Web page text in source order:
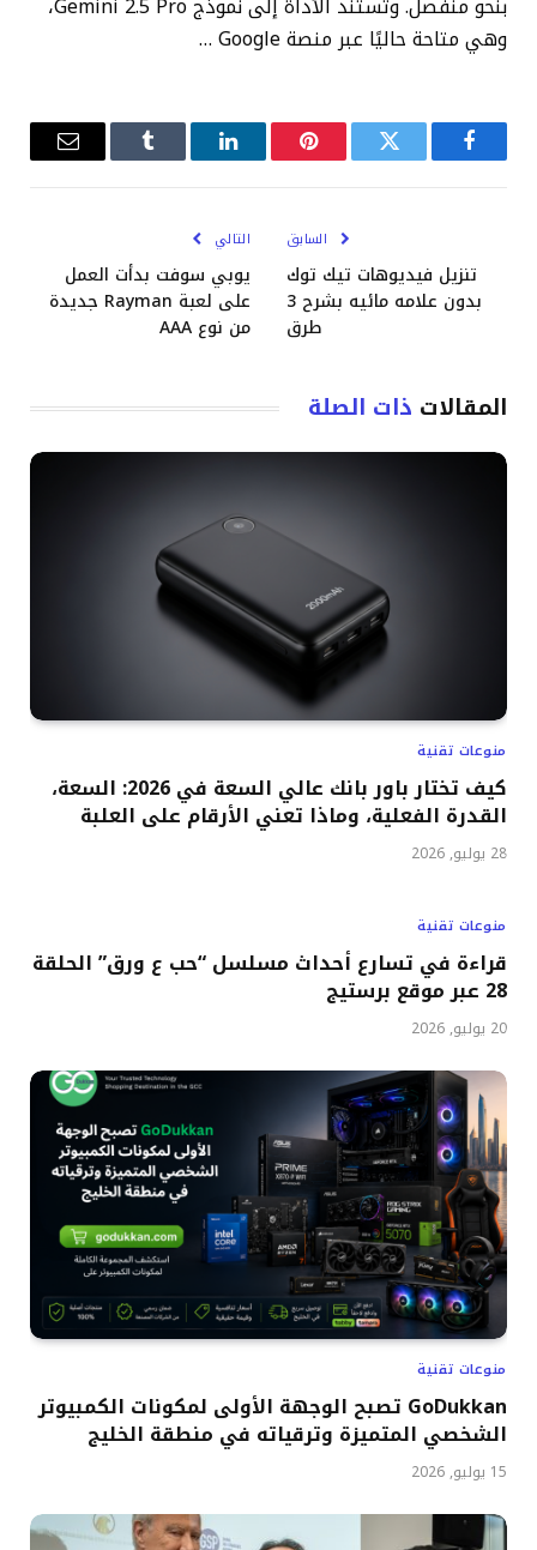
بنحو منفصل. وتستند الأداة إلى نموذج Gemini 2.5 Pro،
وهي متاحة حاليًا عبر منصة Google …
فيسبوكتويتر بينتيريستلينكدإن Tumblrالبريد
السابق
تنزيل فيديوهات تيك توك
بدون علامه مائيه بشرح 3
طرق
التالي
يوبي سوفت بدأت العمل
على لعبة Rayman جديدة
من نوع AAA
المقالات ذات الصلة
منوعات تقنية
كيف تختار باور بانك عالي السعة في 2026: السعة،
القدرة الفعلية، وماذا تعني الأرقام على العلبة
28 يوليو, 2026
منوعات تقنية
قراءة في تسارع أحداث مسلسل “حب ع ورق” الحلقة
28 عبر موقع برستيج
20 يوليو, 2026
منوعات تقنية
GoDukkan تصبح الوجهة الأولى لمكونات الكمبيوتر
الشخصي المتميزة وترقياته في منطقة الخليج
15 يوليو, 2026